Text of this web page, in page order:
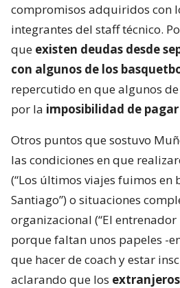
compromisos adquiridos con
integrantes del staff técnico.
que existen deudas desde
con algunos de los
repercutido en que algunos
por la imposibilidad de
Otros puntos que sostuvo
las condiciones en que
(“Los últimos viajes fuimos en
Santiago”) o situaciones
organizacional (“El
porque faltan unos papeles -
que hacer de coach y estar
aclarando que los